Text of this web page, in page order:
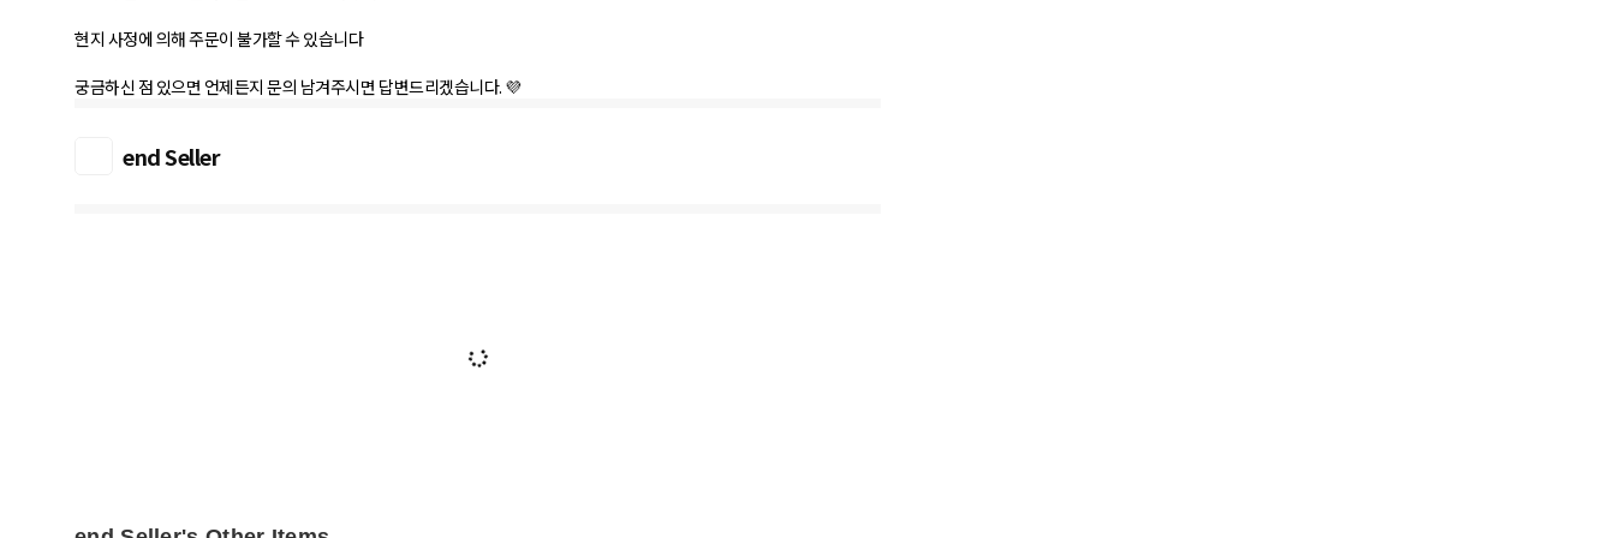
현지 사정에 의해 주문이 불가할 수 있습니다
궁금하신 점 있으면 언제든지 문의 남겨주시면 답변드리겠습니다. 💜
end Seller